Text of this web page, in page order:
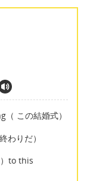
この結婚式）
りだ）
to this